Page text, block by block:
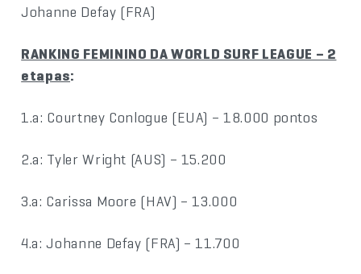
Johanne Defay (FRA)
RANKING FEMININO DA WORLD SURF LEAGUE – 2
etapas:
1.a: Courtney Conlogue (EUA) – 18.000 pontos
2.a: Tyler Wright (AUS) – 15.200
3.a: Carissa Moore (HAV) – 13.000
4.a: Johanne Defay (FRA) – 11.700